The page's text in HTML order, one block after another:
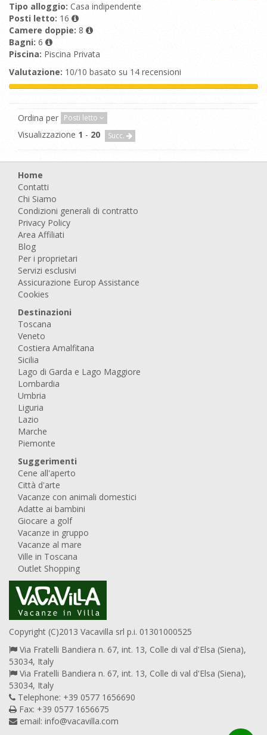
Tipo alloggio: Casa indipendente
Posti letto: 16
Camere doppie: 8
Bagni: 6
Piscina: Piscina Privata
Valutazione: 10/10 basato su 14 recensioni
Ordina per Posti letto
Visualizzazione 1 - 20 Succ.
Home
Contatti
Chi Siamo
Condizioni generali di contratto
Privacy Policy
Area Affiliati
Blog
Per i proprietari
Servizi esclusivi
Assicurazione Europ Assistance
Cookies
Destinazioni
Toscana
Veneto
Costiera Amalfitana
Sicilia
Lago di Garda e Lago Maggiore
Lombardia
Umbria
Liguria
Lazio
Marche
Piemonte
Suggerimenti
Cene all'aperto
Città d'arte
Vacanze con animali domestici
Adatte ai bambini
Giocare a golf
Vacanze in gruppo
Vacanze al mare
Ville in Toscana
Outlet Shopping
Copyright (C)2013 Vacavilla srl p.i. 01301000525
Via Fratelli Bandiera n. 67, int. 13, Colle di val d'Elsa (Siena),
53034, Italy
Via Fratelli Bandiera n. 67, int. 13, Colle di val d'Elsa (Siena),
53034, Italy
Telephone: +39 0577 1656690
Fax: +39 0577 1656675
email: info@vacavilla.com